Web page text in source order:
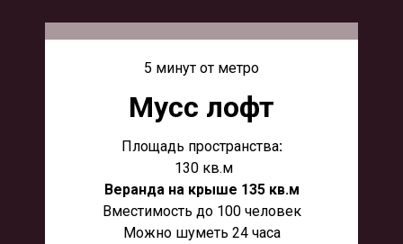
5 минут от метро
Мусс лофт
Площадь пространства:
130 кв.м
Веранда на крыше 135 кв.м
Вместимость до 100 человек
Можно шуметь 24 часа